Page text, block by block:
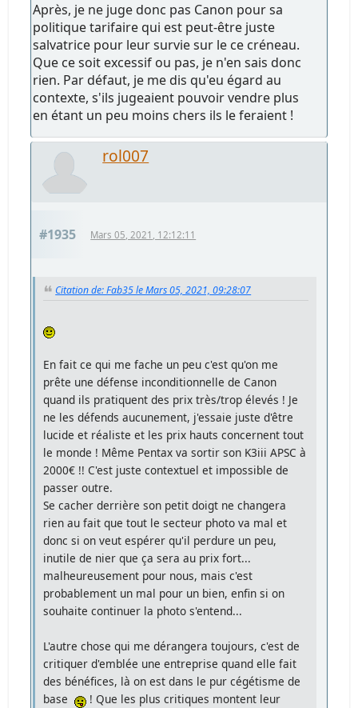
Après, je ne juge donc pas Canon pour sa
politique tarifaire qui est peut-être juste
salvatrice pour leur survie sur le ce créneau.
Que ce soit excessif ou pas, je n'en sais donc
rien. Par défaut, je me dis qu'eu égard au
contexte, s'ils jugeaient pouvoir vendre plus
en étant un peu moins chers ils le feraient !
rol007
#1935 Mars 05, 2021, 12:12:11
Citation de: Fab35 le Mars 05, 2021, 09:28:07
En fait ce qui me fache un peu c'est qu'on me
prête une défense inconditionnelle de Canon
quand ils pratiquent des prix très/trop élevés ! Je
ne les défends aucunement, j'essaie juste d'être
lucide et réaliste et les prix hauts concernent tout
le monde ! Même Pentax va sortir son K3iii APSC à
2000€ !! C'est juste contextuel et impossible de
passer outre.
Se cacher derrière son petit doigt ne changera
rien au fait que tout le secteur photo va mal et
donc si on veut espérer qu'il perdure un peu,
inutile de nier que ça sera au prix fort...
malheureusement pour nous, mais c'est
probablement un mal pour un bien, enfin si on
souhaite continuer la photo s'entend...
L'autre chose qui me dérangera toujours, c'est de
critiquer d'emblée une entreprise quand elle fait
des bénéfices, là on est dans le pur cégétisme de
base
! Que les plus critiques montent leur